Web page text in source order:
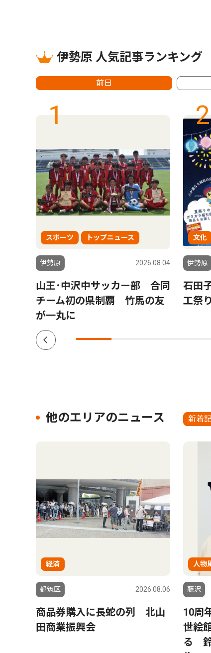
伊勢原 人気記事ランキング
前日
1
スポーツ トップニュース
伊勢原 2026.08.04
山王･中沢中サッカー部 合同
チーム初の県制覇 竹馬の友
が一丸に
2
文化
伊勢原
石田
工祭
他のエリアのニュース 新着
経済
都筑区 2026.08.06
商品券購入に長蛇の列 北山
田商業振興会
人物
藤沢
10周
世絵
る